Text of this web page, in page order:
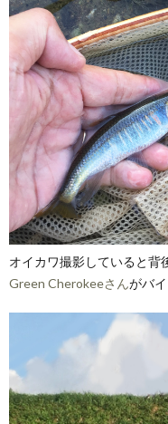
オイカワ撮影していると背
Green Cherokeeさんがバ